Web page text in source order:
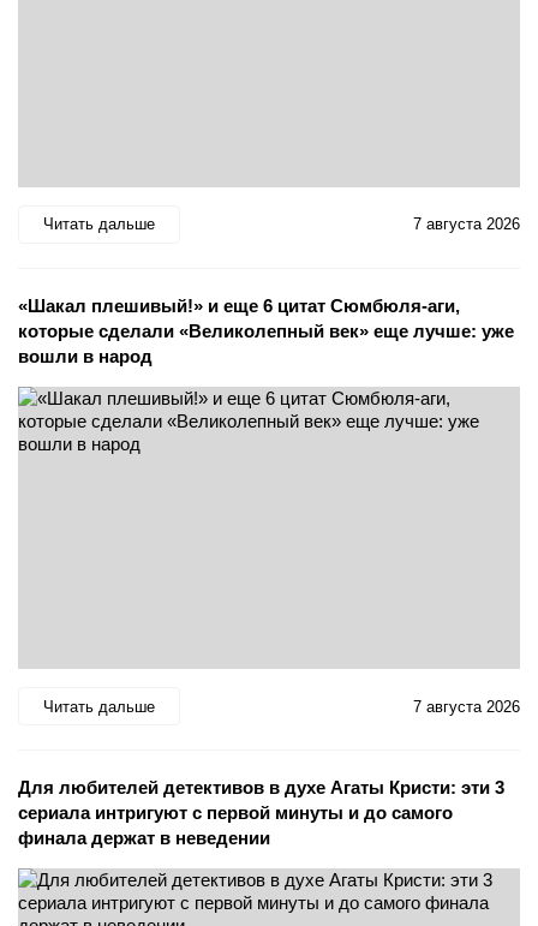
Читать дальше 7 августа 2026
«Шакал плешивый!» и еще 6 цитат Сюмбюля-аги,
которые сделали «Великолепный век» еще лучше: уже
вошли в народ
Читать дальше 7 августа 2026
Для любителей детективов в духе Агаты Кристи: эти 3
сериала интригуют с первой минуты и до самого
финала держат в неведении